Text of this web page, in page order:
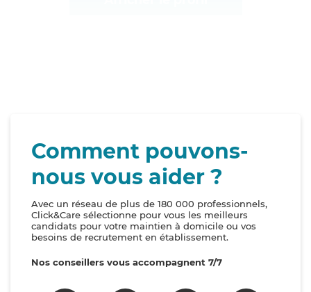
Comment pouvons-
nous vous aider ?
Avec un réseau de plus de 180 000 professionnels,
Click&Care sélectionne pour vous les meilleurs
candidats pour votre maintien à domicile ou vos
besoins de recrutement en établissement.
Nos conseillers vous accompagnent 7/7